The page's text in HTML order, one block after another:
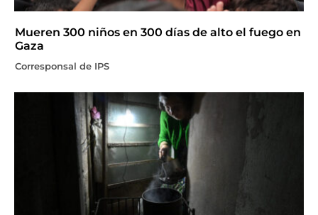
Mueren 300 niños en 300 días de alto el fuego en
Gaza
Corresponsal de IPS